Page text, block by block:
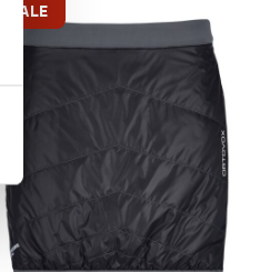
SALE